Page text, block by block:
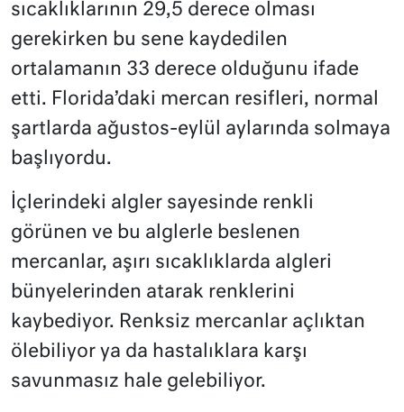
sıcaklıklarının 29,5 derece olması
gerekirken bu sene kaydedilen
ortalamanın 33 derece olduğunu ifade
etti. Florida’daki mercan resifleri, normal
şartlarda ağustos-eylül aylarında solmaya
başlıyordu.
İçlerindeki algler sayesinde renkli
görünen ve bu alglerle beslenen
mercanlar, aşırı sıcaklıklarda algleri
bünyelerinden atarak renklerini
kaybediyor. Renksiz mercanlar açlıktan
ölebiliyor ya da hastalıklara karşı
savunmasız hale gelebiliyor.